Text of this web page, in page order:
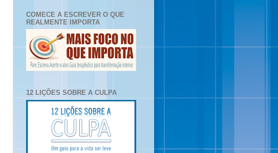
COMECE A ESCREVER O QUE
REALMENTE IMPORTA
12 LIÇÕES SOBRE A CULPA